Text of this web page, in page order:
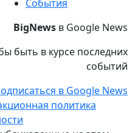
События
BigNews в Google News
быть в курсе последних
событий
в Google News
политика